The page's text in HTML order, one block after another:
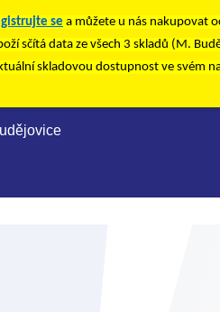
se a můžete u nás nakupovat
sčítá data ze všech 3 skladů (M.
skladovou dostupnost ve svém